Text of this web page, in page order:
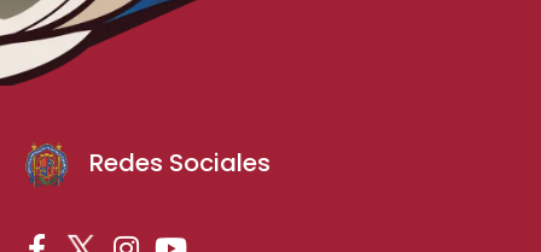
Redes Sociales